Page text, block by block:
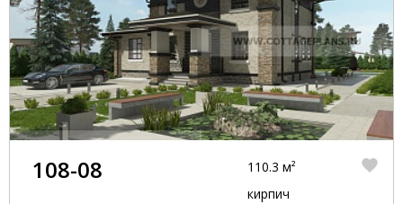
108-08
110.3 м²
кирпич